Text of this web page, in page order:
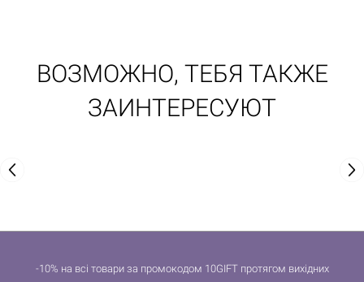
ВОЗМОЖНО, ТЕБЯ ТАКЖЕ
ЗАИНТЕРЕСУЮТ
-10% на всі товари за промокодом 10GIFT протягом вихідних